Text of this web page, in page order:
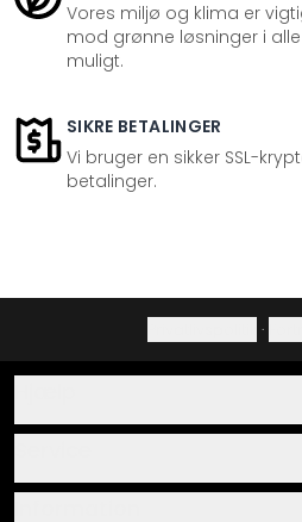
Vores miljø og klima er
mod grønne løsninger i
muligt.
SIKRE BETALINGER
Vi bruger en sikker SSL-
betalinger.
·
Om os